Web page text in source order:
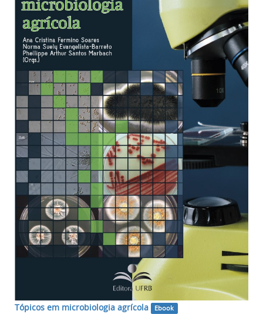
Tópicos em microbiologia agrícola Ebook